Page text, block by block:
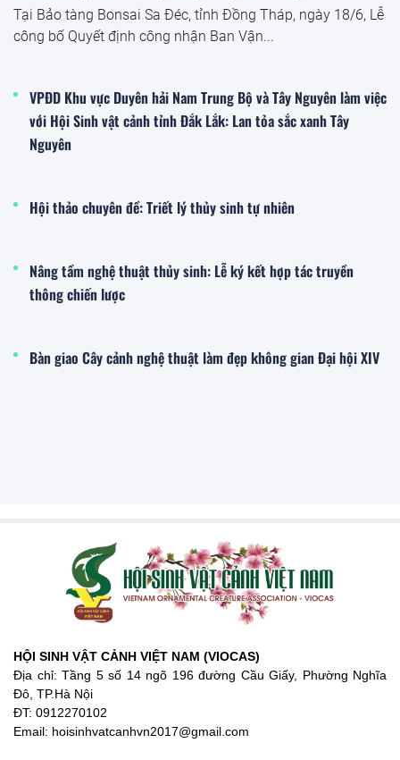
Tại Bảo tàng Bonsai Sa Đéc, tỉnh Đồng Tháp, ngày 18/6, Lễ
công bố Quyết định công nhận Ban Vận...
VPĐD Khu vực Duyên hải Nam Trung Bộ và Tây Nguyên làm việc
với Hội Sinh vật cảnh tỉnh Đắk Lắk: Lan tỏa sắc xanh Tây
Nguyên
Hội thảo chuyên đề: Triết lý thủy sinh tự nhiên
Nâng tầm nghệ thuật thủy sinh: Lễ ký kết hợp tác truyền
thông chiến lược
Bàn giao Cây cảnh nghệ thuật làm đẹp không gian Đại hội XIV
HỘI SINH VẬT CẢNH VIỆT NAM (VIOCAS)
Địa chỉ: Tầng 5 số 14 ngõ 196 đường Cầu Giấy, Phường Nghĩa
Đô, TP.Hà Nội
ĐT: 0912270102
Email: hoisinhvatcanhvn2017@gmail.com